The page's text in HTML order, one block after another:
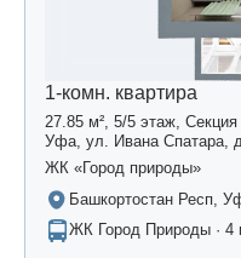
1-комн. квартира
27.85 м², 5/5 этаж,
Уфа, ул. Ивана Спатара,
ЖК «Город природы»
Башкортостан Респ,
ЖК Город Природы · 4